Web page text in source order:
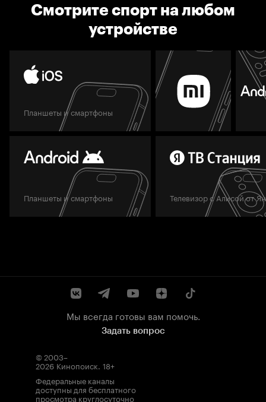
Смотрите спорт на любом
устройстве
Планшеты и смартфоны
Планшеты и смартфоны Телевизор с Алисой от
Мы всегда готовы вам помочь.
Задать вопрос
© 2003–
2026 Кинопоиск. 18+
Федеральные каналы
доступны для бесплатного
просмотра круглосуточно